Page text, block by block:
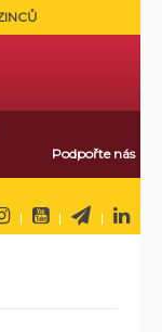
Podpořte nás